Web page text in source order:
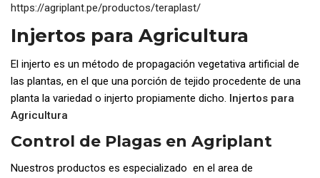
https://agriplant.pe/productos/teraplast/
Injertos para Agricultura
El injerto es un método de propagación vegetativa artificial de
las plantas, en el que una porción de tejido procedente de una
planta la variedad o injerto propiamente dicho. Injertos para
Agricultura
Control de Plagas en Agriplant
Nuestros productos es especializado en el area de